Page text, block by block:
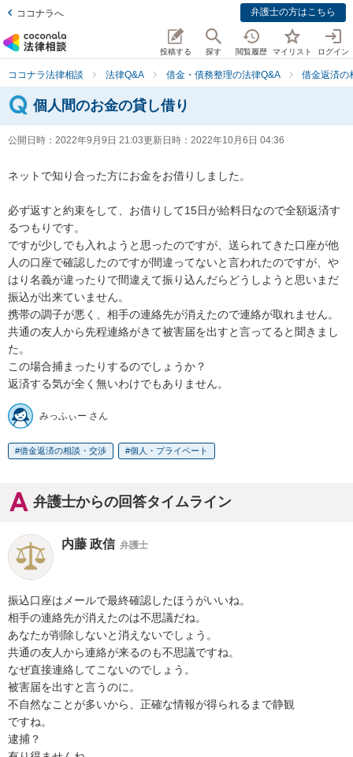
ココナラへ 弁護士の方はこちら
投稿する 探す 閲覧履歴 マイリスト ログイン
ココナラ法律相談 法律Q&A 借金・債務整理の法律Q&A 借金返済の
個人間のお金の貸し借り
公開日時： 2022年9月9日 21:03更新日時： 2022年10月6日 04:36
ネットで知り合った方にお金をお借りしました。
必ず返すと約束をして、お借りして15日が給料日なので全額返済す
るつもりです。
ですが少しでも入れようと思ったのですが、送られてきた口座が他
人の口座で確認したのですが間違ってないと言われたのですが、や
はり名義が違ったりで間違えて振り込んだらどうしようと思いまだ
振込が出来ていません。
携帯の調子が悪く、相手の連絡先が消えたので連絡が取れません。
共通の友人から先程連絡がきて被害届を出すと言ってると聞きまし
た。
この場合捕まったりするのでしょうか？
返済する気が全く無いわけでもありません。
みっふぃー さん
借金返済の相談・交渉 個人・プライベート
弁護士からの回答タイムライン
内藤 政信 弁護士
振込口座はメールで最終確認したほうがいいね。
相手の連絡先が消えたのは不思議だね。
あなたが削除しないと消えないでしょう。
共通の友人から連絡が来るのも不思議ですね。
なぜ直接連絡してこないのでしょう。
被害届を出すと言うのに。
不自然なことが多いから、正確な情報が得られるまで静観
ですね。
逮捕？